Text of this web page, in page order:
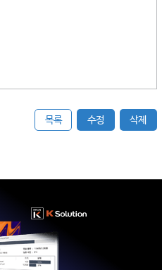
목록 수정 삭제